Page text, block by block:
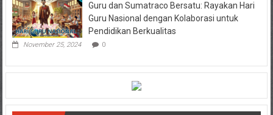
Guru dan Sumatraco Bersatu: Rayakan Hari
Guru Nasional dengan Kolaborasi untuk
Pendidikan Berkualitas
November 25, 2024 0